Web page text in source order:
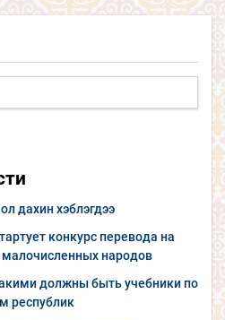
дахин хэблэгдээ
конкурс перевода на
народов
должны быть учебники по
республик